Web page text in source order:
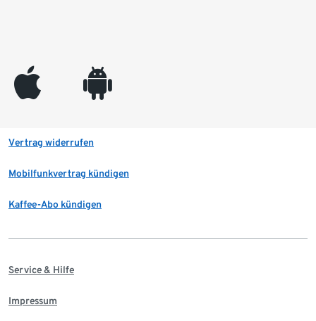
appleinc android
Vertrag widerrufen
Mobilfunkvertrag kündigen
Kaffee-Abo kündigen
Service & Hilfe
Impressum